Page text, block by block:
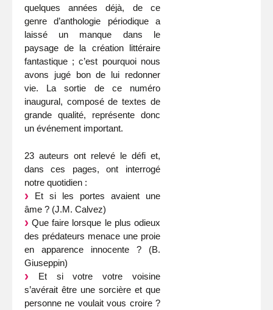
quelques années déjà, de ce
genre d’antho­logie périodique a
laissé un manque dans le
paysage de la création littéraire
fantastique ; c’est pourquoi nous
avons jugé bon de lui redonner
vie. La sortie de ce numéro
inaugural, composé de textes de
grande qualité, représente donc
un événement important.
23 auteurs ont relevé le défi et,
dans ces pages, ont interrogé
notre quotidien :
Et si les portes avaient une
âme ? (J.M. Calvez)
Que faire lorsque le plus odieux
des prédateurs menace une proie
en apparence innocente ? (B.
Giuseppin)
Et si votre votre voisine
s’avérait être une sorcière et que
personne ne voulait vous croire ?